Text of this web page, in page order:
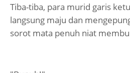
Tiba-tiba, para murid garis
langsung maju dan
sorot mata penuh niat